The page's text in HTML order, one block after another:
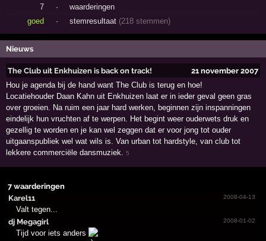
7
·
waarderingen
goed
· stemresultaat (218 stemmen)
Nieuws
The Club uit Enkhuizen is back on track!
21 november 2007
Hou je agenda bij de hand want The Club is terug en hoe!
Locatiehouder Daan Kahn uit Enkhuizen laat er in ieder geval geen gras
over groeien. Na ruim een jaar hard werken, beginnen zijn inspanningen
eindelijk hun vruchten af te werpen. Het begint weer ouderwets druk en
gezellig te worden en je kan wel zeggen dat er voor jong tot ouder
uitgaanspubliek wel wat wils is. Van urban tot hardstyle, van club tot
lekkere commerciële dansmuziek.5
7 waarderingen
Karel11
2008-04-13
Valt tegen...
dj Megagirl
2008-01-02
Tijd voor iets anders